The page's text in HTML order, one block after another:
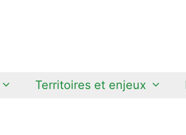
Territoires et enjeux